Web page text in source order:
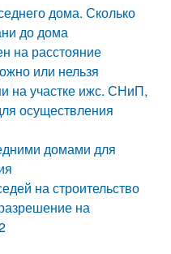
дома. Сколько
до дома
на расстояние
или нельзя
на участке ижс. СНиП,
осуществления
домами для
на строительство
на